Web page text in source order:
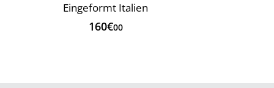
Eingeformt Italien
160€00